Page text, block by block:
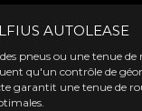
AUTOLEASE
pneus ou une tenue
qu'un contrôle de
garantit une tenue de